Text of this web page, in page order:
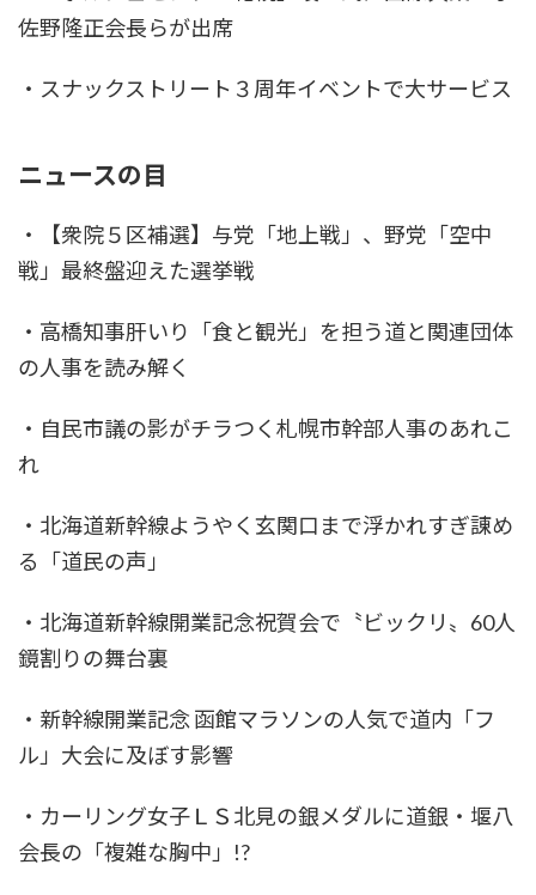
佐野隆正会長らが出席
・スナックストリート３周年イベントで大サービス
ニュースの目
・【衆院５区補選】与党「地上戦」、野党「空中
戦」最終盤迎えた選挙戦
・高橋知事肝いり「食と観光」を担う道と関連団体
の人事を読み解く
・自民市議の影がチラつく札幌市幹部人事のあれこ
れ
・北海道新幹線ようやく玄関口まで浮かれすぎ諌め
る「道民の声」
・北海道新幹線開業記念祝賀会で〝ビックリ〟60人
鏡割りの舞台裏
・新幹線開業記念 函館マラソンの人気で道内「フ
ル」大会に及ぼす影響
・カーリング女子ＬＳ北見の銀メダルに道銀・堰八
会長の「複雑な胸中」!?